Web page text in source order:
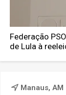
Federação
de Lula à
Manaus, AM